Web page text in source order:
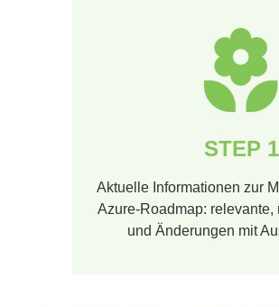
STEP 1
Aktuelle Informationen zur
Azure-Roadmap: relevante,
und Änderungen mit